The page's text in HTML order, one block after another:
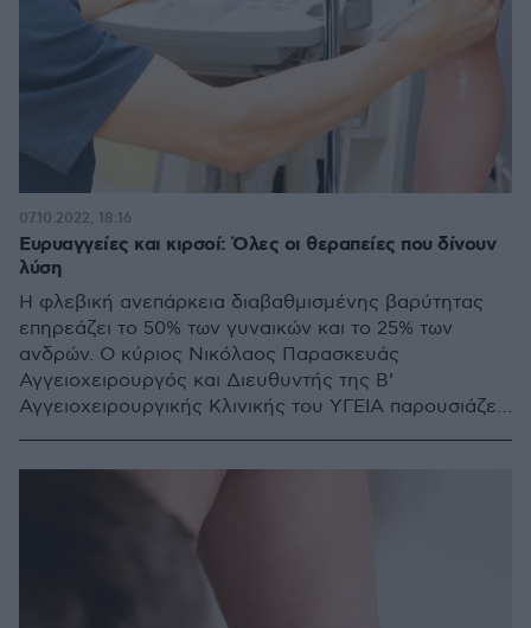
Ευρυαγγείες και κιρσοί: Όλες οι θεραπείες που δίνουν
λύση
Η φλεβική ανεπάρκεια διαβαθμισμένης βαρύτητας
επηρεάζει το 50% των γυναικών και το 25% των
ανδρών. Ο κύριος Νικόλαος Παρασκευάς
Αγγειοχειρουργός και Διευθυντής της Β’
Αγγειοχειρουργικής Κλινικής του ΥΓΕΙΑ παρουσιάζει
07.10.2022, 18:16